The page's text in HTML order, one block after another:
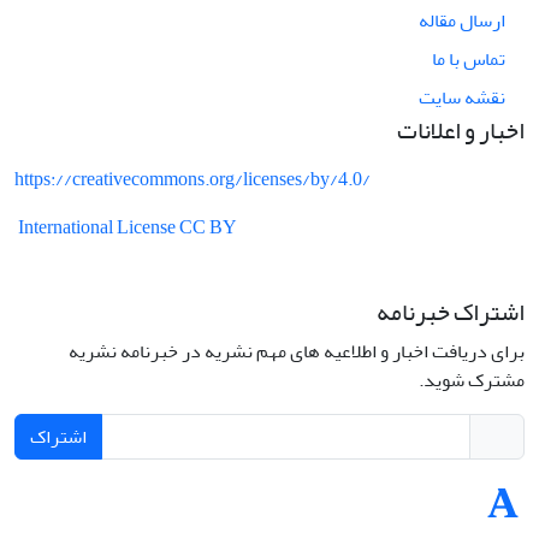
ارسال مقاله
تماس با ما
نقشه سایت
اخبار و اعلانات
https://creativecommons.org/licenses/by/4.0/
International License CC BY
اشتراک خبرنامه
برای دریافت اخبار و اطلاعیه های مهم نشریه در خبرنامه نشریه
مشترک شوید.
اشتراک